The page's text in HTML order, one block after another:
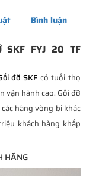
Bình luận
SKF FYJ 20 TF
đỡ SKF có tuổi thọ
vận hành cao. Gối đỡ
hãng vòng bi khác
khách hàng khắp
HÃNG